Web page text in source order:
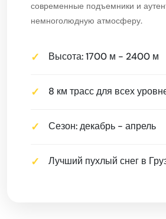
современные подъемники и
немноголюдную атмосферу.
Высота: 1700 м - 2400 м
8 км трасс для всех
Сезон: декабрь - апрель
Лучший пухлый снег в